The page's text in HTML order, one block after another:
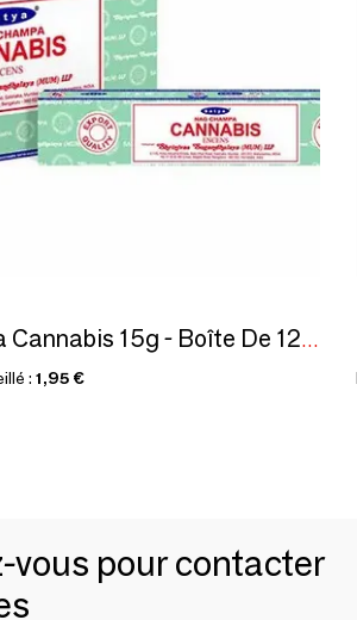
Encens Satya Cannabis 15g - Boîte De 12 Paquets
: 1,95 €
vous pour contacter